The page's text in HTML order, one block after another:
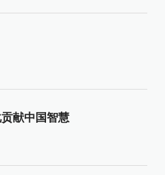
献中国智慧